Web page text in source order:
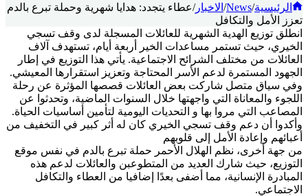
الرئيسية/
News
/ الاخبار/عطاء يتجدد: هدايا شهرية وحملة تبرع بالدم
تعزز الأمل والتكافل
انطلق توزيع الهدية الشهرية للعائلات المسجلة لدى وقف تسجي
الخيري، حيث تستمر مساعدات الخير أربعة أيام، تستهدف آلاف
العائلات من مختلف الشرائح الاجتماعية. يأتي هذا التوزيع في إطار
الجهود المستمرة لدعم الأسر المحتاجة وتعزيز استقرارها المعيشي.
وفي سياق متصل شاركت بعض العائلات قصصها المؤثرة عن رحلة
اللجوء والمعاناة التي واجهتها خلال السنوات الماضية، وتحدثوا عن
المصاعب التي مروا بها و التحديات اليومية لتأمين أساسيات الحياة.
وأكدوا أن دعم وقف تسجي الخيري كان له أثر كبير في التخفيف من
أعبائهم وإعادة الأمل إلى قلوبهم
من جهة أخرى، نظم الهلال الأحمر حملة تبرع بالدم في نفس موقع
التوزيع، حيث شارك العديد من المتطوعبن والعائلات لدعم هذه
المبادرة الإنسانية، مما أضفى بعدًا إضافيا من العطاء والتكافل
الاجتماعي.